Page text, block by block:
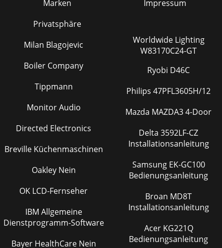
Marken
Privatsphäre
Impressum
Milan Blagojevic
Boiler Company
Tippmann
Monitor Audio
Directed Electronics
Breville Küchenmaschinen
Oakley Nein
OK LCD-Fernseher
IBM Allgemeine
Dienstprogramm-Software
Bayer HealthCare Nein
Worldwide Lighting
W83170C24-GT
Ryobi D46C
Philips 47PFL3605H/12
Mazda MAZDA3 4-Door
Delta 3592LF-CZ
Installationsanleitung
Samsung EK-GC100
Bedienungsanleitung
Broan MD8T
Installationsanleitung
Acer KG221Q
Bedienungsanleitung